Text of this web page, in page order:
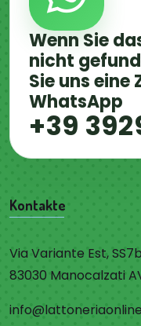
Wenn Sie
nicht
Sie uns eine
WhatsApp
+39
Kontakte
Via Variante Est,
83030 Manocalzati